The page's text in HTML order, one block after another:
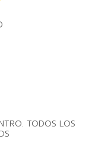
TODOS LOS